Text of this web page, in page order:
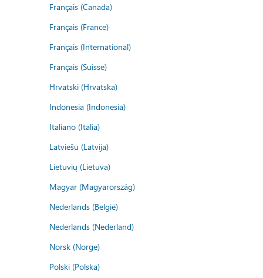
Français (Canada)
Français (France)
Français (International)
Français (Suisse)
Hrvatski (Hrvatska)
Indonesia (Indonesia)
Italiano (Italia)
Latviešu (Latvija)
Lietuvių (Lietuva)
Magyar (Magyarország)
Nederlands (België)
Nederlands (Nederland)
Norsk (Norge)
Polski (Polska)